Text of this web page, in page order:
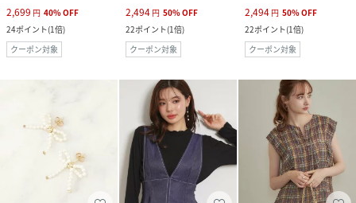
2,699 円 40%OFF
24ポイント(1倍)
クーポン対象
2,494 円 50%OFF
22ポイント(1倍)
クーポン対象
2,494 円 50%OFF
22ポイント(1倍)
クーポン対象